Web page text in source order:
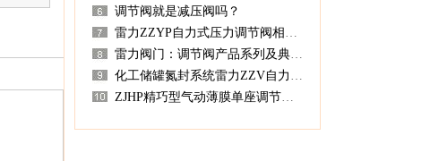
调节阀就是减压阀吗？
雷力ZZYP自力式压力调节阀相比传统电动/气动调节阀，在工业应用中有哪些核心优势？
雷力阀门：调节阀产品系列及典型工况介绍
化工储罐氮封系统雷力ZZV自力式差（微）压调节阀选型指南
ZJHP精巧型气动薄膜单座调节阀：为什么选用单座柱塞型阀芯？